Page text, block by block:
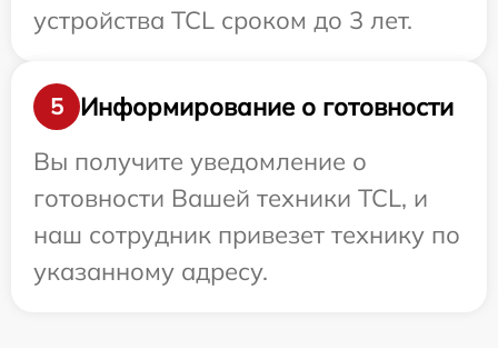
устройства TCL сроком до 3 лет.
5
Информирование о готовности
Вы получите уведомление о
готовности Вашей техники TCL, и
наш сотрудник привезет технику по
указанному адресу.